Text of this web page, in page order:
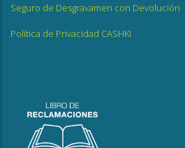
Seguro de Desgravamen con Devolución
Política de Privacidad CASHKI